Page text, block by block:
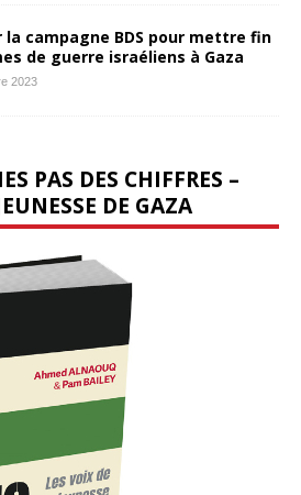
la campagne BDS pour mettre fin
de guerre israéliens à Gaza
2023
PAS DES CHIFFRES –
DE GAZA